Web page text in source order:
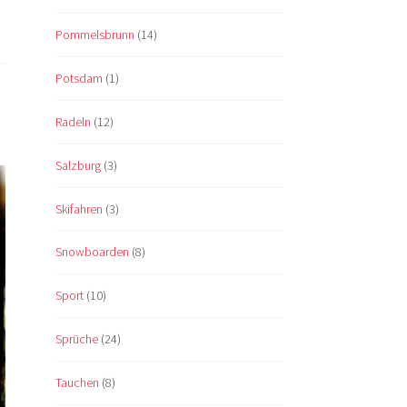
Pommelsbrunn (14)
Potsdam (1)
Radeln (12)
Salzburg (3)
Skifahren (3)
Snowboarden (8)
Sport (10)
Sprüche (24)
Tauchen (8)